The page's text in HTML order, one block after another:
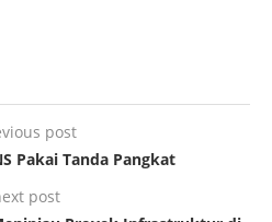
post
Pakai Tanda Pangkat
post